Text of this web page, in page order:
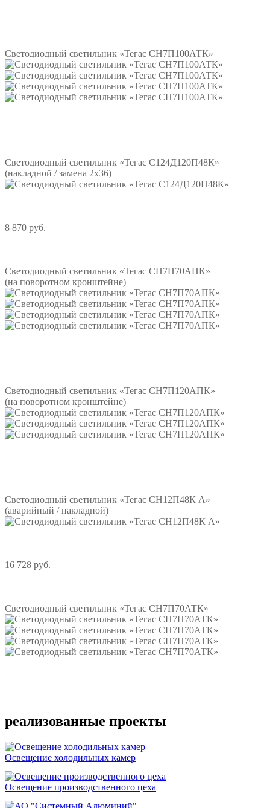
Светодиодный светильник «Тегас СН7П100АТК»
Светодиодный светильник «Тегас С124Д120П48К»
(накладной / замена 2х36)
8 870 руб.
Светодиодный светильник «Тегас СН7П70АПК»
(на поворотном кронштейне)
Светодиодный светильник «Тегас СН7П120АПК»
(на поворотном кронштейне)
Светодиодный светильник «Тегас СН12П48К А»
(аварийный / накладной)
16 728 руб.
Светодиодный светильник «Тегас СН7П70АТК»
реализованные проекты
Освещение холодильных камер
Освещение производственного цеха